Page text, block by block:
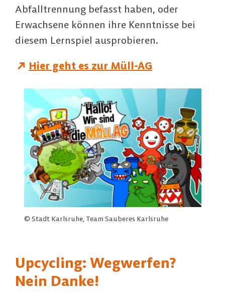
Abfall­tren­nung befasst haben, oder
Erwach­se­ne können ihre Kenntnisse bei
diesem Lernspiel auspro­bie­ren.
Hier geht es zur Müll-AG
© Stadt Karlsruhe, Team Sauberes Karlsruhe
Upcycling: Wegwerfen?
Nein Danke!